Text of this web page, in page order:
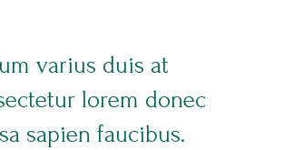
varius duis at
lorem donec
sapien faucibus.